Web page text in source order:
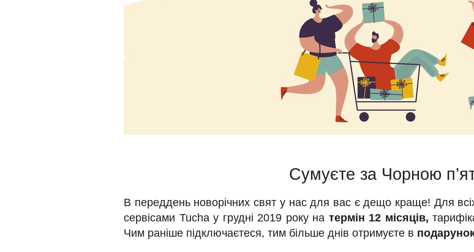
Сумуєте за Чорною
В переддень новорічних свят у нас для вас є дещо краще! Для
сервісами Tucha у грудні 2019 року на термін 12 місяців,
Чим раніше підключаєтеся, тим більше днів отримуєте в